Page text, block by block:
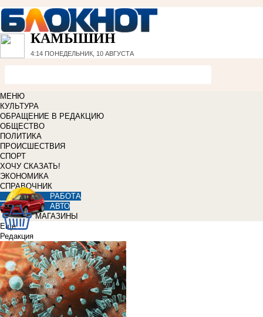
КАМЫШИН
4:14 ПОНЕДЕЛЬНИК, 10 АВГУСТА
МЕНЮ
КУЛЬТУРА
ОБРАЩЕНИЕ В РЕДАКЦИЮ
ОБЩЕСТВО
ПОЛИТИКА
ПРОИСШЕСТВИЯ
СПОРТ
ХОЧУ СКАЗАТЬ!
ЭКОНОМИКА
СПРАВОЧНИК
РАБОТА
АВТО
МАГАЗИНЫ
Еще
Редакция